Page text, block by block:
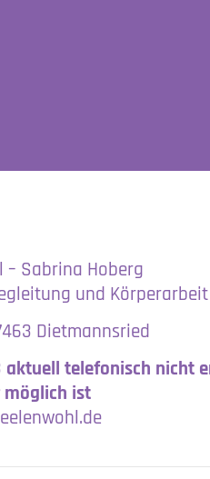
– Sabrina Hoberg
und Körperarbeit
Dietmannsried
aktuell telefonisch nicht
möglich ist